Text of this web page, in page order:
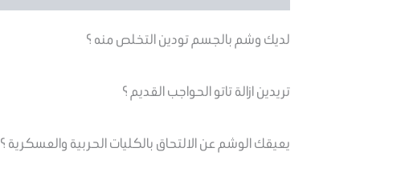
لديك وشم بالجسم تودين التخلص منه ؟
تريدين ازالة تاتو الحواجب القديم ؟
يعيقك الوشم عن الالتحاق بالكليات الحربية والعسكرية ؟